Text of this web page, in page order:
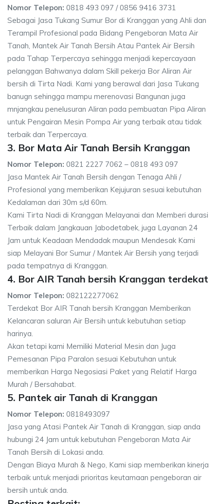
Nomor Telepon: 0818 493 097 / 0856 9416 3731
Sebagai Jasa Tukang Sumur Bor di Kranggan yang Ahli dan
Terampil Profesional pada Bidang Pengeboran Mata Air
Tanah, Mantek Air Tanah Bersih Atau Pantek Air Bersih
pada Tahap Terpercaya sehingga menjadi kepercayaan
pelanggan Bahwanya dalam Skill pekerja Bor Aliran Air
bersih di Tirta Nadi. Kami yang berawal dari Jasa Tukang
banugn sehingga mampu merenovasi Bangunan juga
mnjangkau penelusuran Aliran pada pembuatan Pipa Aliran
untuk Pengairan Mesin Pompa Air yang terbaik atau tidak
terbaik dan Terpercaya.
3. Bor Mata Air Tanah Bersih Kranggan
Nomor Telepon: 0821 2227 7062 – 0818 493 097
Jasa Mantek Air Tanah Bersih dengan Tenaga Ahli /
Profesional yang memberikan Kejujuran sesuai kebutuhan
Kedalaman dari 30m s/d 60m.
Kami Tirta Nadi di Kranggan Melayanai dan Memberi durasi
Terbaik dalam Jangkauan Jabodetabek, juga Layanan 24
Jam untuk Keadaan Mendadak maupun Mendesak Kami
siap Melayani Bor Sumur / Mantek Air Bersih yang terjadi
pada tempatnya di Kranggan.
4. Bor AIR Tanah bersih Kranggan terdekat
Nomor Telepon: 082122277062
Terdekat Bor AIR Tanah bersih Kranggan Memberikan
Kelancaran saluran Air Bersih untuk kebutuhan setiap
harinya.
Akan tetapi kami Memiliki Material Mesin dan Juga
Pemesanan Pipa Paralon sesuai Kebutuhan untuk
memberikan Harga Negosiasi Paket yang Relatif Harga
Murah / Bersahabat.
5. Pantek air Tanah di Kranggan
Nomor Telepon: 0818493097
Jasa yang Atasi Pantek Air Tanah di Kranggan, siap anda
hubungi 24 Jam untuk kebutuhan Pengeboran Mata Air
Tanah Bersih di Lokasi anda.
Dengan Biaya Murah & Nego, Kami siap memberikan kinerja
terbaik untuk menjadi prioritas keutamaan pengeboran air
bersih untuk anda.